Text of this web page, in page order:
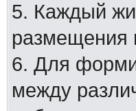
5. Каждый
размещения
6. Для
между